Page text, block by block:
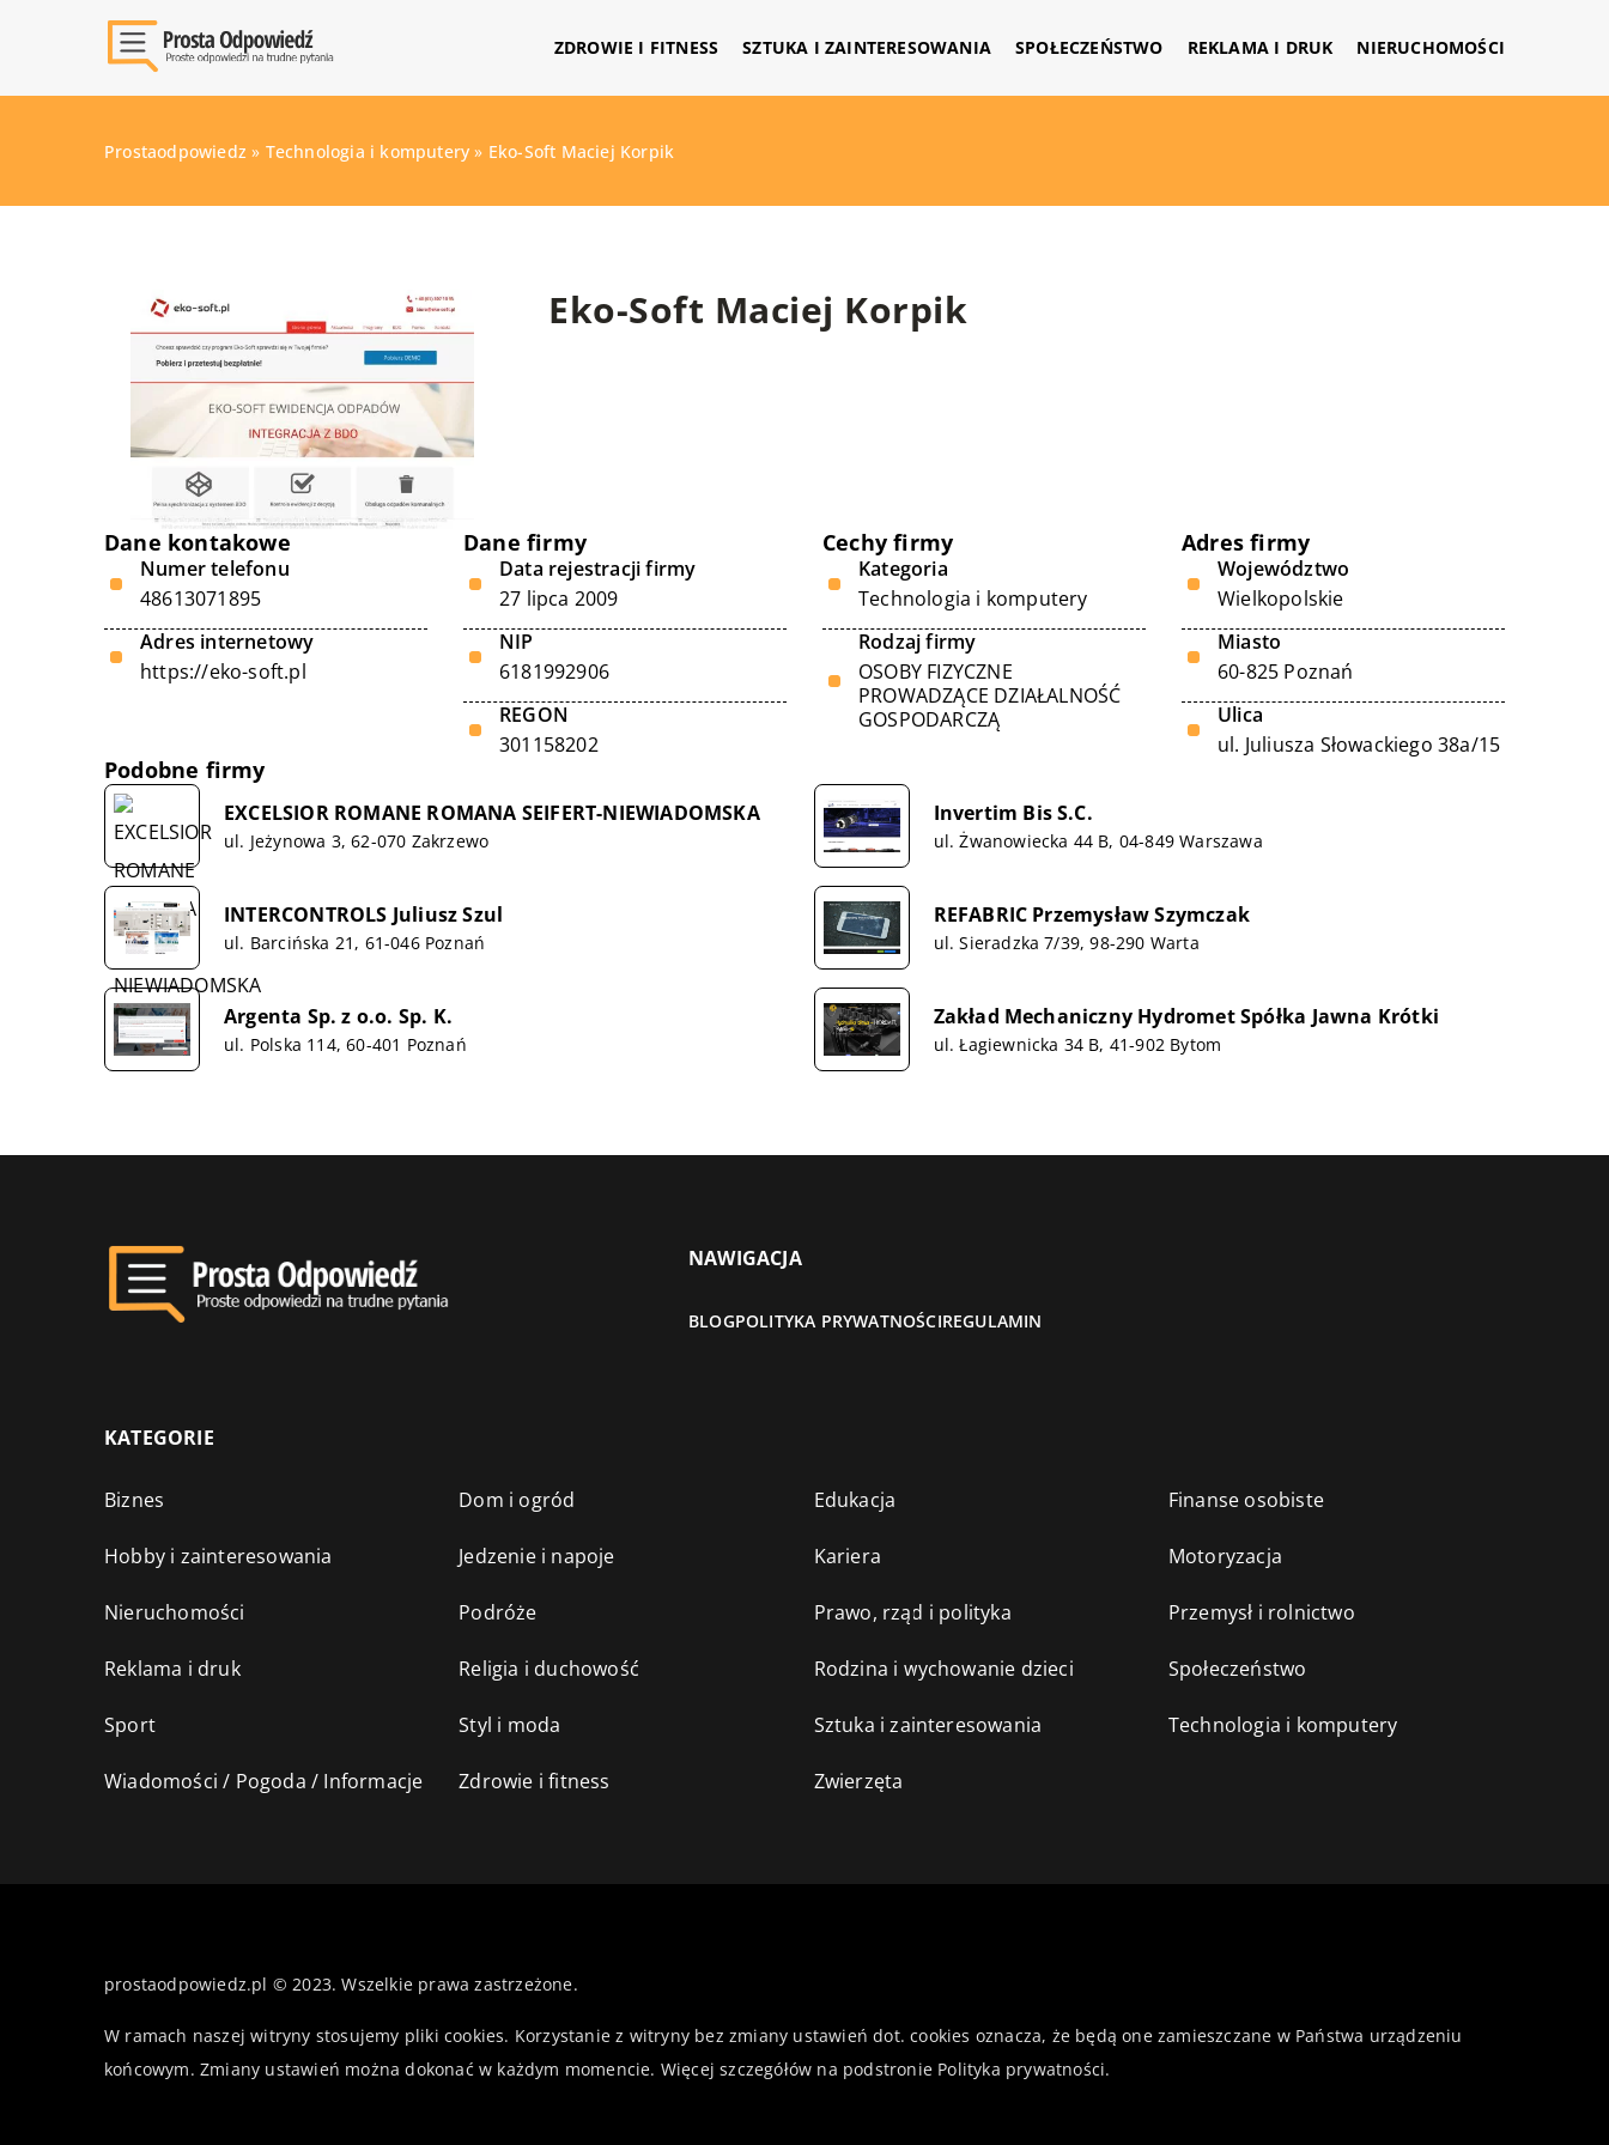
ZDROWIE I FITNESS SZTUKA I ZAINTERESOWANIA SPOŁECZEŃSTWO REKLAMA I DRUK NIERUCHOMOŚCI
Prostaodpowiedz » Technologia i komputery » Eko-Soft Maciej Korpik
Eko-Soft Maciej Korpik
Dane kontakowe
Numer telefonu
48613071895
Adres internetowy
https://eko-soft.pl
Dane firmy
Data rejestracji firmy
27 lipca 2009
NIP
6181992906
REGON
301158202
Cechy firmy
Kategoria
Technologia i komputery
Rodzaj firmy
OSOBY FIZYCZNE
PROWADZĄCE DZIAŁALNOŚĆ
GOSPODARCZĄ
Adres firmy
Województwo
Wielkopolskie
Miasto
60-825 Poznań
Ulica
ul. Juliusza Słowackiego 38a/15
Podobne firmy
EXCELSIOR ROMANE ROMANA SEIFERT-NIEWIADOMSKA
ul. Jeżynowa 3, 62-070 Zakrzewo
Invertim Bis S.C.
ul. Żwanowiecka 44 B, 04-849 Warszawa
INTERCONTROLS Juliusz Szul
ul. Barcińska 21, 61-046 Poznań
REFABRIC Przemysław Szymczak
ul. Sieradzka 7/39, 98-290 Warta
Argenta Sp. z o.o. Sp. K.
ul. Polska 114, 60-401 Poznań
Zakład Mechaniczny Hydromet Spółka Jawna Krótki
ul. Łagiewnicka 34 B, 41-902 Bytom
NAWIGACJA
BLOGPOLITYKA PRYWATNOŚCIREGULAMIN
KATEGORIE
Biznes Dom i ogród Edukacja Finanse osobiste
Hobby i zainteresowania Jedzenie i napoje Kariera Motoryzacja
Nieruchomości Podróże Prawo, rząd i polityka Przemysł i rolnictwo
Reklama i druk Religia i duchowość Rodzina i wychowanie dzieci Społeczeństwo
Sport Styl i moda Sztuka i zainteresowania Technologia i komputery
Wiadomości / Pogoda / Informacje Zdrowie i fitness Zwierzęta
prostaodpowiedz.pl © 2023. Wszelkie prawa zastrzeżone.
W ramach naszej witryny stosujemy pliki cookies. Korzystanie z witryny bez zmiany ustawień dot. cookies oznacza, że będą one zamieszczane w Państwa urządzeniu
końcowym. Zmiany ustawień można dokonać w każdym momencie. Więcej szczegółów na podstronie Polityka prywatności.